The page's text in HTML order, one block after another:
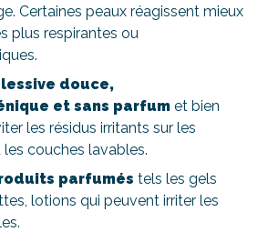
Certaines peaux réagissent mieux
plus respirantes ou
douce,
et sans parfum et bien
les résidus irritants sur les
couches lavables.
parfumés tels les gels
lotions qui peuvent irriter les